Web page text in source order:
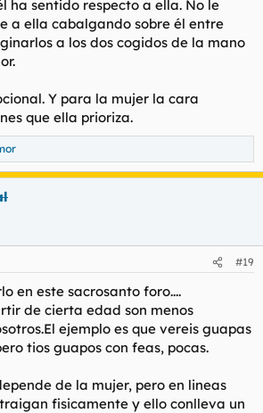
ha sentido respecto a ella. No le
a ella cabalgando sobre él entre
a los dos cogidos de la mano
Y para la mujer la cara
que ella prioriza.
#19
en este sacrosanto foro....
de cierta edad son menos
ejemplo es que vereis guapas
tios guapos con feas, pocas.
de la mujer, pero en lineas
fisicamente y ello conlleva un